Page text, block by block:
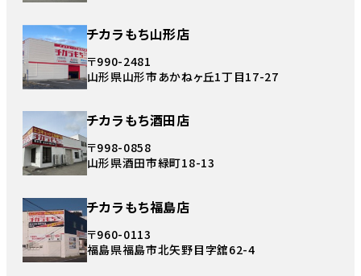
チカラもち山形店
〒990-2481
山形県山形市あかねヶ丘1丁目17-27
チカラもち酒田店
〒998-0858
山形県酒田市緑町18-13
チカラもち福島店
〒960-0113
福島県福島市北矢野目字舘62-4